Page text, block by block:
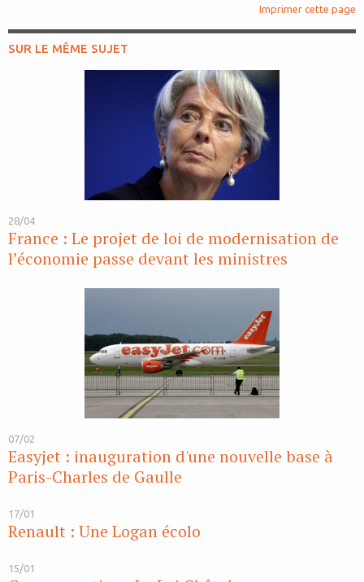
Imprimer cette page
SUR LE MÊME SUJET
28/04
France : Le projet de loi de modernisation de
l’économie passe devant les ministres
07/02
Easyjet : inauguration d'une nouvelle base à
Paris-Charles de Gaulle
17/01
Renault : Une Logan écolo
15/01